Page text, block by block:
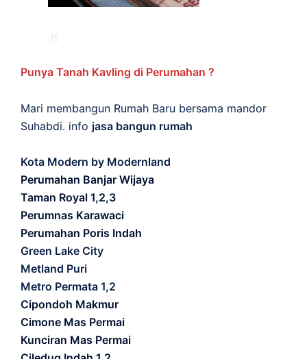
Punya Tanah Kavling di Perumahan ?
Mari membangun Rumah Baru bersama mandor
Suhabdi. info jasa bangun rumah
Kota Modern by Modernland
Perumahan Banjar Wijaya
Taman Royal 1,2,3
Perumnas Karawaci
Perumahan Poris Indah
Green Lake City
Metland Puri
Metro Permata 1,2
Cipondoh Makmur
Cimone Mas Permai
Kunciran Mas Permai